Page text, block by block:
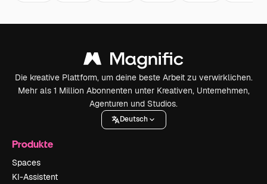
Die kreative Plattform, um deine beste Arbeit zu verwirklichen.
Mehr als 1 Million Abonnenten unter Kreativen, Unternehmen,
Agenturen und Studios.
Deutsch
Produkte
Spaces
KI-Assistent